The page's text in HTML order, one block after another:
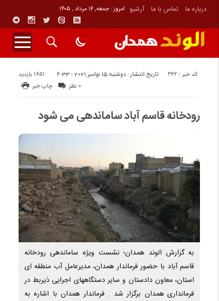
درباره ما تماس با ما آرشیو امروز : جمعه, ۱۶ مرداد , ۱۴۰۵
تاریخ انتشار : دوشنبه 15 نوامبر 2021 - 6:33 1651 بازدید کد خبر : 362
چاپ خبر 0 نظر
رودخانه قاسم آباد ساماندهی می شود
به گزارش الوند همدان؛ نشست ویژه ساماندهی رودخانه
قاسم آباد با حضور فرماندار همدان، مدیرعامل آب منطقه ای
استان، معاون دادستان و سایر دستگاههای اجرایی ذیربط در
فرمانداری همدان برگزار شد . فرماندار همدان با اشاره به